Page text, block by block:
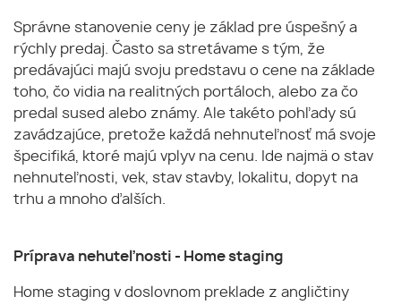
Správne stanovenie ceny je základ pre úspešný a
rýchly predaj. Často sa stretávame s tým, že
predávajúci majú svoju predstavu o cene na základe
toho, čo vidia na realitných portáloch, alebo za čo
predal sused alebo známy. Ale takéto pohľady sú
zavádzajúce, pretože každá nehnuteľnosť má svoje
špecifiká, ktoré majú vplyv na cenu. Ide najmä o stav
nehnuteľnosti, vek, stav stavby, lokalitu, dopyt na
trhu a mnoho ďalších.
Príprava nehuteľnosti - Home staging
Home staging v doslovnom preklade z angličtiny